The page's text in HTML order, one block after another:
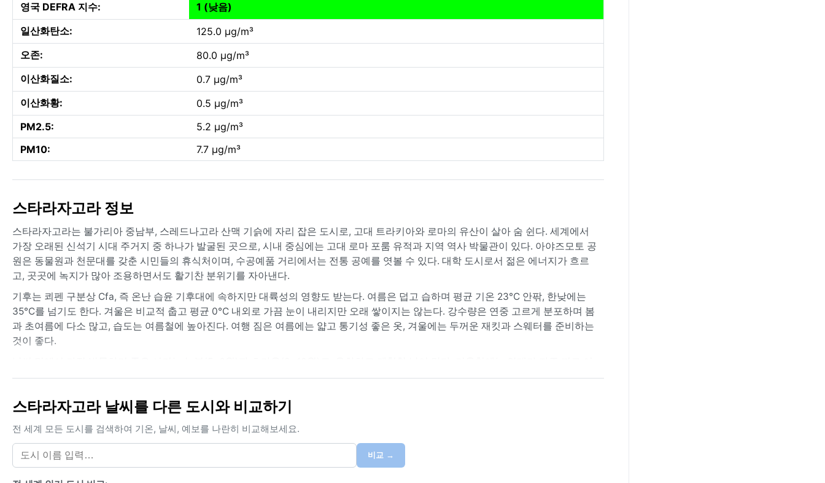
영국 DEFRA 지수:
1 (낮음)
일산화탄소:
125.0 µg/m³
오존:
80.0 µg/m³
이산화질소:
0.7 µg/m³
이산화황:
0.5 µg/m³
PM2.5:
5.2 µg/m³
PM10:
7.7 µg/m³
스타라자고라 정보
스타라자고라는 불가리아 중남부, 스레드나고라 산맥 기슭에 자리 잡은 도시로, 고대 트라키아와 로마의 유산이 살아 숨 쉰다. 세계에서
가장 오래된 신석기 시대 주거지 중 하나가 발굴된 곳으로, 시내 중심에는 고대 로마 포룸 유적과 지역 역사 박물관이 있다. 아야즈모토 공
원은 동물원과 천문대를 갖춘 시민들의 휴식처이며, 수공예품 거리에서는 전통 공예를 엿볼 수 있다. 대학 도시로서 젊은 에너지가 흐르
고, 곳곳에 녹지가 많아 조용하면서도 활기찬 분위기를 자아낸다.
기후는 쾨펜 구분상 Cfa, 즉 온난 습윤 기후대에 속하지만 대륙성의 영향도 받는다. 여름은 덥고 습하며 평균 기온 23°C 안팎, 한낮에는
35°C를 넘기도 한다. 겨울은 비교적 춥고 평균 0°C 내외로 가끔 눈이 내리지만 오래 쌓이지는 않는다. 강수량은 연중 고르게 분포하며 봄
과 초여름에 다소 많고, 습도는 여름철에 높아진다. 여행 짐은 여름에는 얇고 통기성 좋은 옷, 겨울에는 두꺼운 재킷과 스웨터를 준비하는
것이 좋다.
름철에는 돌풍을 동반한 뇌우가 나타날 수 있으나, 허리케인이나 몬순 같은 극단적인 현상은 드물다. 산에서 불어오는 시원한 바람이 더
스타라자고라 날씨를 다른 도시와 비교하기
전 세계 모든 도시를 검색하여 기온, 날씨, 예보를 나란히 비교해보세요.
비교 →